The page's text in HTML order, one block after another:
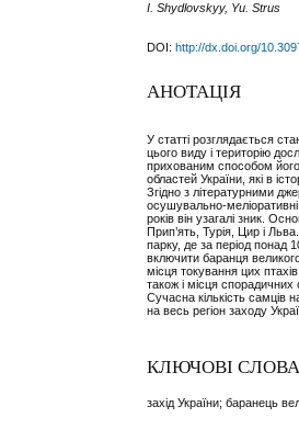
I. Shydlovskyy, Yu. Strus
DOI: http://dx.doi.org/
АНОТАЦІЯ
У статті розглядається
цього виду і територію
прихованим способом його
областей України, які в
Згідно з літературними
осушувально-
років він узагалі зник.
Прип’ять, Турія, Цир і
парку, де за період понад
включити баранця
місця токування цих
також і місця
Сучасна кількість самців
на весь регіон заходу
КЛЮЧОВІ СЛОВА
захід України; баранець